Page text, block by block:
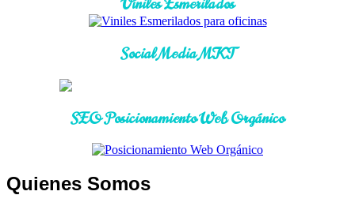
Viniles Esmerilados
Social Media MKT
SEO Posicionamiento Web Orgánico
Quienes Somos